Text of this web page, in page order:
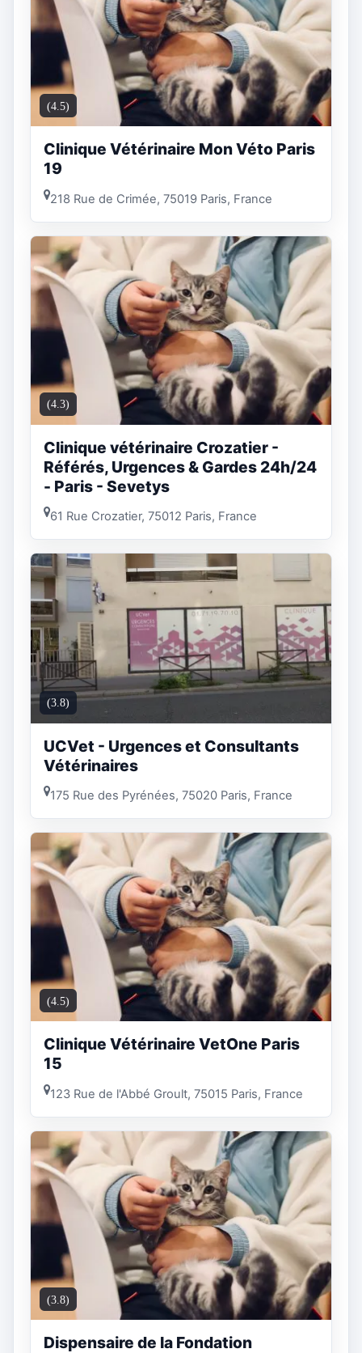
(4.5)
Clinique Vétérinaire Mon Véto Paris
19
218 Rue de Crimée, 75019 Paris, France
(4.3)
Clinique vétérinaire Crozatier -
Référés, Urgences & Gardes 24h/24
- Paris - Sevetys
61 Rue Crozatier, 75012 Paris, France
(3.8)
UCVet - Urgences et Consultants
Vétérinaires
175 Rue des Pyrénées, 75020 Paris, France
(4.5)
Clinique Vétérinaire VetOne Paris
15
123 Rue de l'Abbé Groult, 75015 Paris, France
(3.8)
Dispensaire de la Fondation